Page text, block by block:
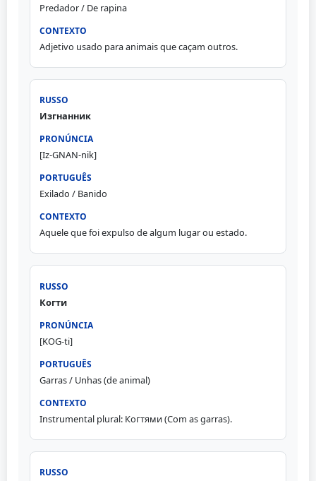
Predador / De rapina
Adjetivo usado para animais que caçam outros.
Изгнанник
[Iz-GNAN-nik]
Exilado / Banido
Aquele que foi expulso de algum lugar ou estado.
Когти
[KOG-ti]
Garras / Unhas (de animal)
Instrumental plural: Когтями (Com as garras).